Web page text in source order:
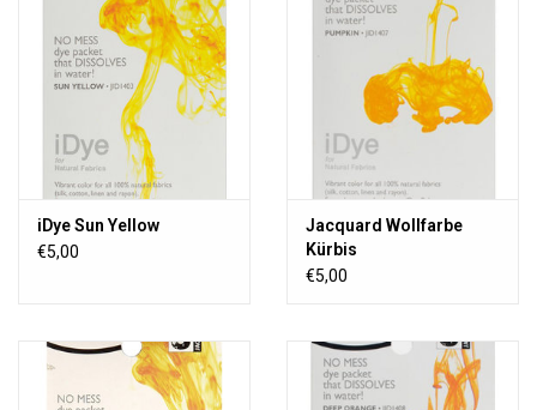
iDye Sun Yellow
€5,00
Jacquard Wollfarbe
Kürbis
€5,00